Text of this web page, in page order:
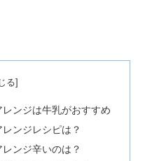
ンジは牛乳がおすすめ
ンジレシピは？
ンジ辛いのは？